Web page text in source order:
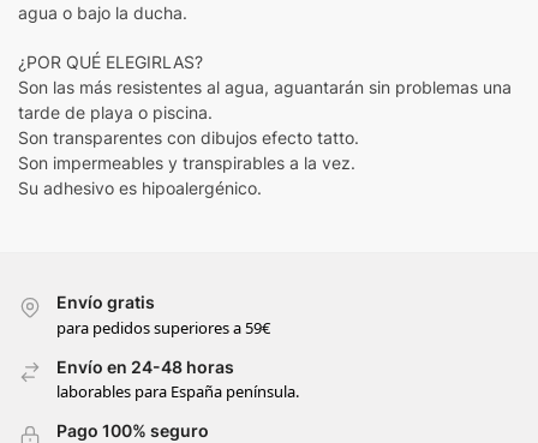
agua o bajo la ducha.
¿POR QUÉ ELEGIRLAS?
Son las más resistentes al agua, aguantarán sin problemas una
tarde de playa o piscina.
Son transparentes con dibujos efecto tatto.
Son impermeables y transpirables a la vez.
Su adhesivo es hipoalergénico.
Envío gratis
para pedidos superiores a 59€
Envío en 24-48 horas
laborables para España península.
Pago 100% seguro